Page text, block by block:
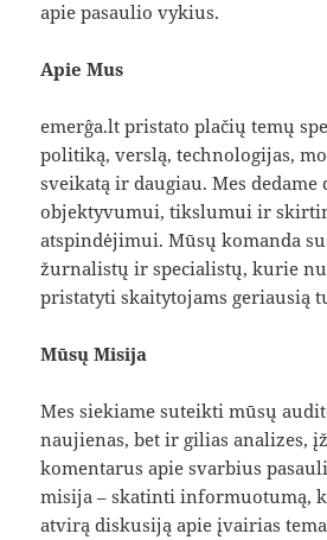
apie pasaulio vykius.
Apie Mus
emerĝa.lt pristato plačių temų
politiką, verslą, technologijas,
sveikatą ir daugiau. Mes
objektyvumui, tikslumui ir
atspindėjimui. Mūsų komanda
žurnalistų ir specialistų, kurie
pristatyti skaitytojams geriausią
Mūsų Misija
Mes siekiame suteikti mūsų
naujienas, bet ir gilias analizes,
komentarus apie svarbius
misija – skatinti informuotumą,
atvirą diskusiją apie įvairias